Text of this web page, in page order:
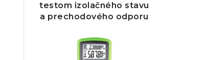
testom izolačného stavu
a prechodového odporu